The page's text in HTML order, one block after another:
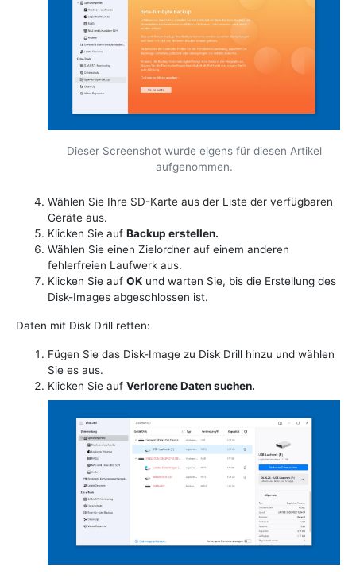
Dieser Screenshot wurde eigens für diesen Artikel
aufgenommen.
Wählen Sie Ihre SD-Karte aus der Liste der verfügbaren
Geräte aus.
Klicken Sie auf Backup erstellen.
Wählen Sie einen Zielordner auf einem anderen
fehlerfreien Laufwerk aus.
Klicken Sie auf OK und warten Sie, bis die Erstellung des
Disk-Images abgeschlossen ist.
Daten mit Disk Drill retten:
Fügen Sie das Disk-Image zu Disk Drill hinzu und wählen
Sie es aus.
Klicken Sie auf Verlorene Daten suchen.